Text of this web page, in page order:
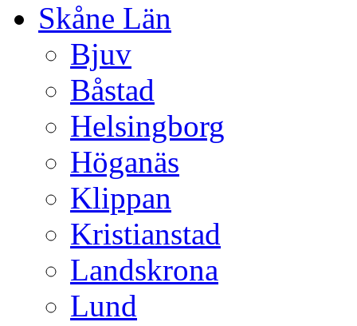
Skåne Län
Bjuv
Båstad
Helsingborg
Höganäs
Klippan
Kristianstad
Landskrona
Lund